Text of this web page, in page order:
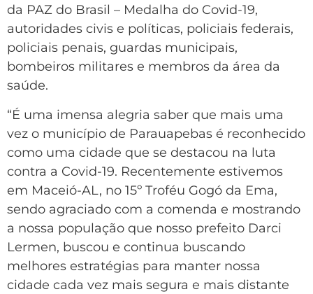
da PAZ do Brasil – Medalha do Covid-19,
autoridades civis e políticas, policiais federais,
policiais penais, guardas municipais,
bombeiros militares e membros da área da
saúde.
“É uma imensa alegria saber que mais uma
vez o município de Parauapebas é reconhecido
como uma cidade que se destacou na luta
contra a Covid-19. Recentemente estivemos
em Maceió-AL, no 15º Troféu Gogó da Ema,
sendo agraciado com a comenda e mostrando
a nossa população que nosso prefeito Darci
Lermen, buscou e continua buscando
melhores estratégias para manter nossa
cidade cada vez mais segura e mais distante